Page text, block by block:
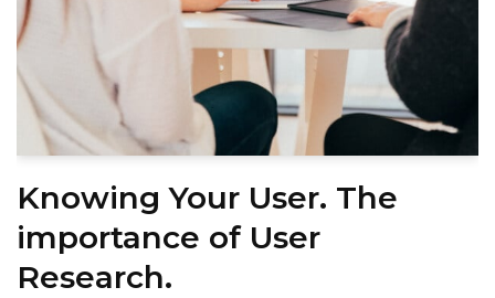
Knowing Your User. The
importance of User
Research.